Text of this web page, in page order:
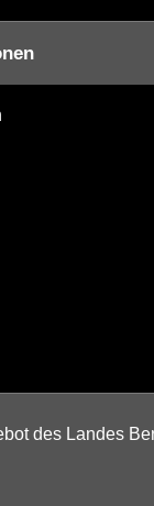
des Landes